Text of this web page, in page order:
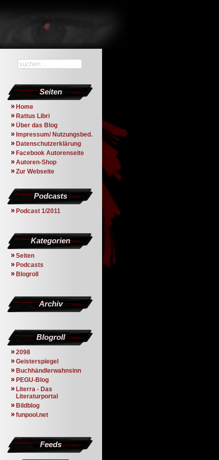
Seiten
Home
Rattus Libri
Über das Blog
Impressum/ Nutzungsbed.
Datenschutzerklärung
Facebook Autorenseite
Autoren-Shop
Zur Webseite
Podcasts
Podcast 1/2011
Kategorien
Seiten
Podcasts
Blogroll
Archiv
Blogroll
2098
Geisterspiegel
Buchhändlerwahnsinn
PEGU-Blog
Literra - Das
Literaturportal
Bildblog
funpool.net
Feeds